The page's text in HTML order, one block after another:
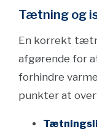
Tætning og
En korrekt
afgørende for
forhindre
punkter at